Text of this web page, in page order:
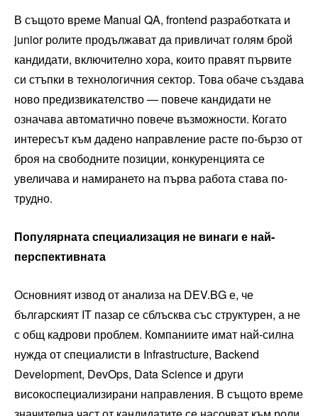
В същото време Manual QA, frontend разработката и
junior ролите продължават да привличат голям брой
кандидати, включително хора, които правят първите
си стъпки в технологичния сектор. Това обаче създава
ново предизвикателство — повече кандидати не
означава автоматично повече възможности. Когато
интересът към дадено направление расте по-бързо от
броя на свободните позиции, конкуренцията се
увеличава и намирането на първа работа става по-
трудно.
Популярната специализация не винаги е най-
перспективната
Основният извод от анализа на DEV.BG е, че
българският IT пазар се сблъсква със структурен, а не
с общ кадрови проблем. Компаниите имат най-силна
нужда от специалисти в Infrastructure, Backend
Development, DevOps, Data Science и други
високоспециализирани направления. В същото време